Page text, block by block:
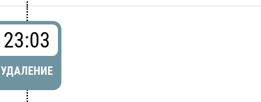
23:03
УДАЛЕНИЕ